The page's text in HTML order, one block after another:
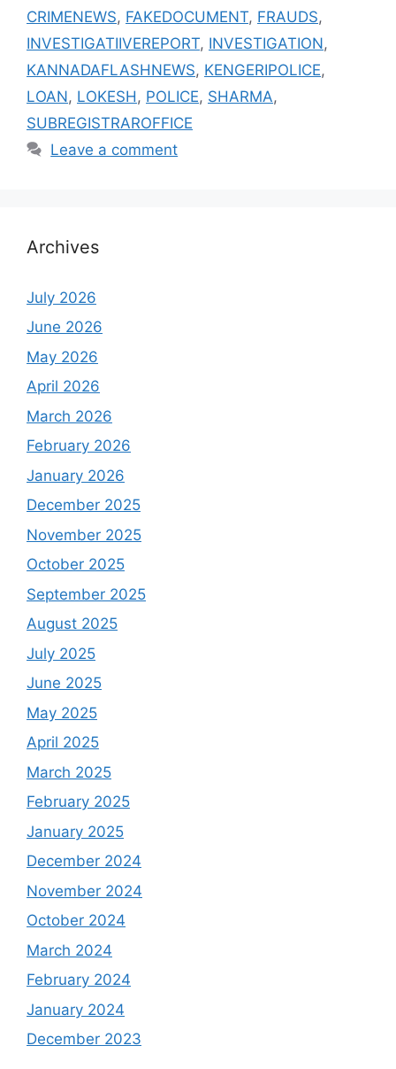
CRIMENEWS, FAKEDOCUMENT, FRAUDS,
INVESTIGATIIVEREPORT, INVESTIGATION,
KANNADAFLASHNEWS, KENGERIPOLICE,
LOAN, LOKESH , POLICE, SHARMA,
SUBREGISTRAROFFICE
Leave a comment
Archives
July 2026
June 2026
May 2026
April 2026
March 2026
February 2026
January 2026
December 2025
November 2025
October 2025
September 2025
August 2025
July 2025
June 2025
May 2025
April 2025
March 2025
February 2025
January 2025
December 2024
November 2024
October 2024
March 2024
February 2024
January 2024
December 2023